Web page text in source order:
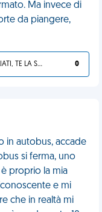
Ma invece di
da piangere,
SVEGLIATI, TE LA SEI CERCATA! 0
in autobus, accade
si ferma, uno
proprio la mia
e mi
che in realtà mi